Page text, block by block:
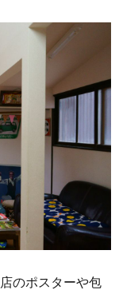
のポスターや包